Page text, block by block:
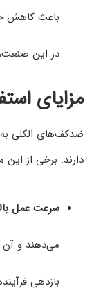
باعث کاهش
در این
مزایای
ضدکف‌های الکلی
دارند. برخی از این
سرعت عمل
می‌دهند و آن
بازدهی